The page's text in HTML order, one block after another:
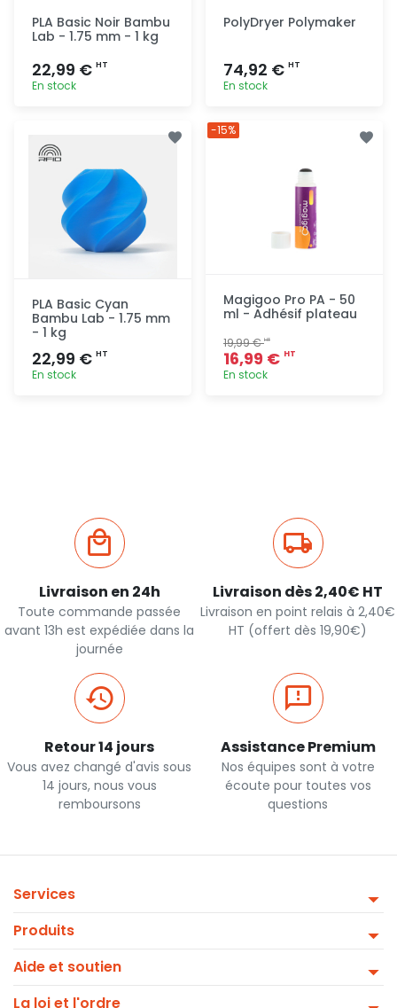
PLA Basic Noir Bambu
Lab - 1.75 mm - 1 kg
22,99 € HT
En stock
PolyDryer Polymaker
74,92 € HT
En stock
PLA Basic Cyan
Bambu Lab - 1.75 mm
- 1 kg
22,99 € HT
En stock
Magigoo Pro PA - 50
ml - Adhésif plateau
19,99 €HT
16,99 € HT
En stock
-15%
Livraison en 24h
Toute commande passée
avant 13h est expédiée dans la
journée
Livraison dès 2,40€ HT
Livraison en point relais à 2,40€
HT (offert dès 19,90€)
Retour 14 jours
Vous avez changé d'avis sous
14 jours, nous vous
remboursons
Assistance Premium
Nos équipes sont à votre
écoute pour toutes vos
questions
Services
Produits
Aide et soutien
La loi et l'ordre